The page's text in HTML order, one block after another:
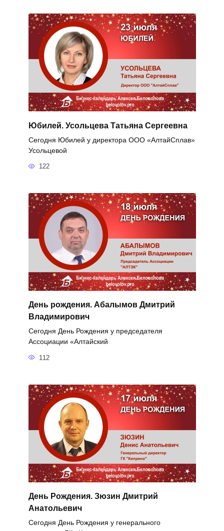
Юбилей. Усольцева Татьяна Сергеевна
Сегодня Юбилей у директора ООО «АлтайСплав»
Усольцевой
122
День рождения. Абалымов Дмитрий
Владимирович
Сегодня День Рождения у председателя
Ассоциации «Алтайский
112
День Рождения. Зюзин Дмитрий
Анатольевич
Сегодня День Рождения у генерального